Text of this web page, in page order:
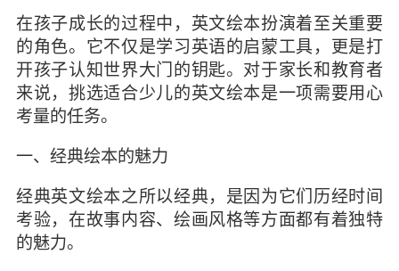
在孩子成长的过程中，英文绘本扮演着至关重要
的角色。它不仅是学习英语的启蒙工具，更是打
开孩子认知世界大门的钥匙。对于家长和教育者
来说，挑选适合少儿的英文绘本是一项需要用心
考量的任务。
一、经典绘本的魅力
经典英文绘本之所以经典，是因为它们历经时间
考验，在故事内容、绘画风格等方面都有着独特
的魅力。